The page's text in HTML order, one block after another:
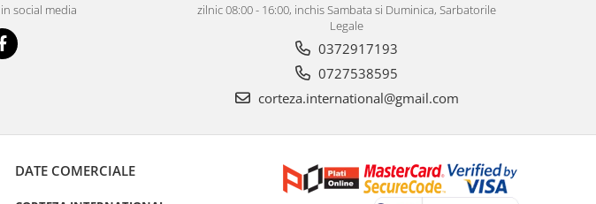
social media
zilnic 08:00 - 16:00, inchis Sambata si Duminica, Sarbatorile
Legale
0372917193
0727538595
corteza.international@gmail.com
DATE COMERCIALE